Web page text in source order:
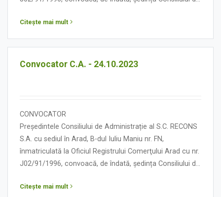
cu următoarea:
Citește mai mult
Convocator C.A. - 24.10.2023
CONVOCATOR
Președintele Consiliului de Administrație al S.C. RECONS
S.A. cu sediul în Arad, B-dul Iuliu Maniu nr. FN,
înmatriculată la Oficiul Registrului Comerţului Arad cu nr.
J02/91/1996, convoacă, de îndată, ședința Consiliului de
cu următoarea:
Citește mai mult